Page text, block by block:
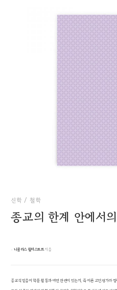
신학 / 철학
종교의 한계 안에서
۰ 니콜라스 월터스토프지음
종교적 믿음이 학문 활동과 어떤 관련이 있는지, 즉 이론 고안·평가와